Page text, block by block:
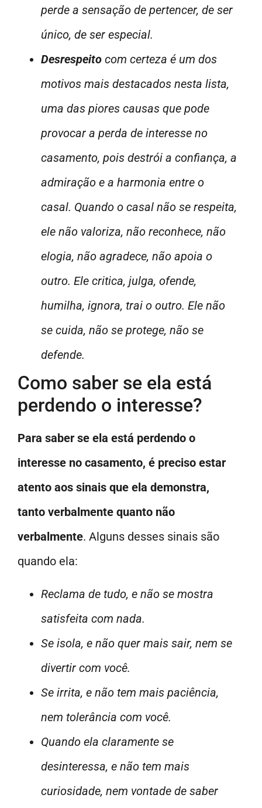
perde a sensação de pertencer, de ser
único, de ser especial.
Desrespeito com certeza é um dos
motivos mais destacados nesta lista,
uma das piores causas que pode
provocar a perda de interesse no
casamento, pois destrói a confiança, a
admiração e a harmonia entre o
casal. Quando o casal não se respeita,
ele não valoriza, não reconhece, não
elogia, não agradece, não apoia o
outro. Ele critica, julga, ofende,
humilha, ignora, trai o outro. Ele não
se cuida, não se protege, não se
defende.
Como saber se ela está
perdendo o interesse?
Para saber se ela está perdendo o
interesse no casamento, é preciso estar
atento aos sinais que ela demonstra,
tanto verbalmente quanto não
verbalmente. Alguns desses sinais são
quando ela:
Reclama de tudo, e não se mostra
satisfeita com nada.
Se isola, e não quer mais sair, nem se
divertir com você.
Se irrita, e não tem mais paciência,
nem tolerância com você.
Quando ela claramente se
desinteressa, e não tem mais
curiosidade, nem vontade de saber